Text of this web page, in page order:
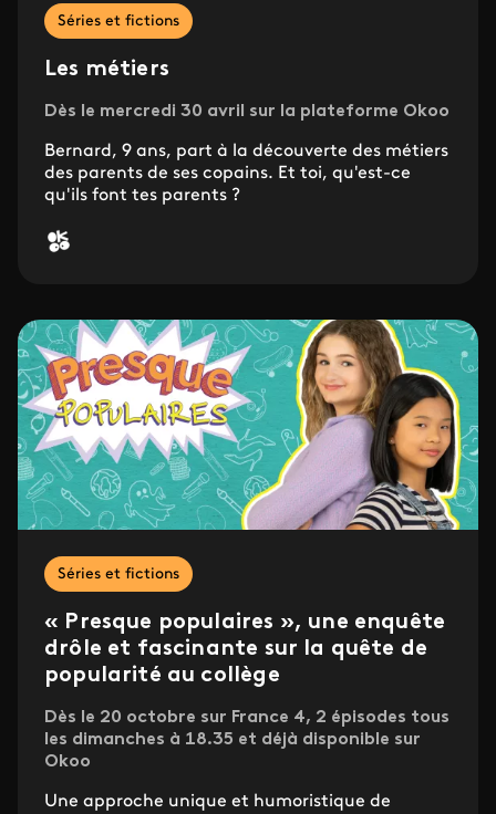
Séries et fictions
Les métiers
Dès le mercredi 30 avril sur la plateforme Okoo
Bernard, 9 ans, part à la découverte des métiers
des parents de ses copains. Et toi, qu'est-ce
qu'ils font tes parents ?
Séries et fictions
« Presque populaires », une enquête
drôle et fascinante sur la quête de
popularité au collège
Dès le 20 octobre sur France 4, 2 épisodes tous
les dimanches à 18.35 et déjà disponible sur
Okoo
Une approche unique et humoristique de